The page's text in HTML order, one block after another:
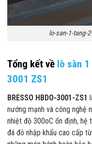
lo-san-1-tang-
Tổng kết về lò sàn 1
3001 ZS1
BRESSO HBDO-3001-ZS1
nướng mạnh và công nghệ
nhiệt độ 300oC ổn định, hệ
đá đỏ nhập khẩu cao cấp